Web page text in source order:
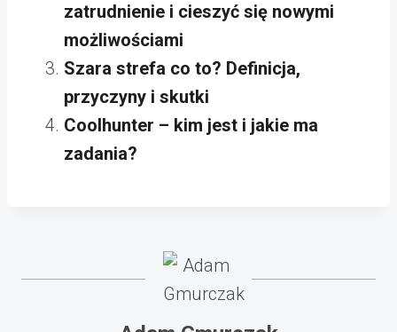
zatrudnienie i cieszyć się nowymi
możliwościami
Szara strefa co to? Definicja,
przyczyny i skutki
Coolhunter – kim jest i jakie ma
zadania?